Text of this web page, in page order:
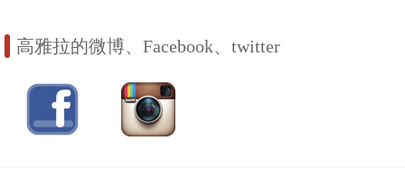
高雅拉的微博、Facebook、twitter